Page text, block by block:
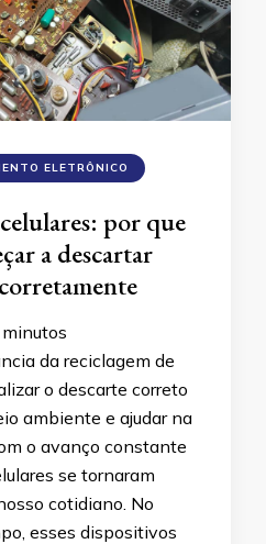
ELETRÔNICO
por que
a descartar
minutos
da reciclagem de
o descarte correto
ambiente e ajudar na
o avanço constante
se tornaram
cotidiano. No
esses dispositivos